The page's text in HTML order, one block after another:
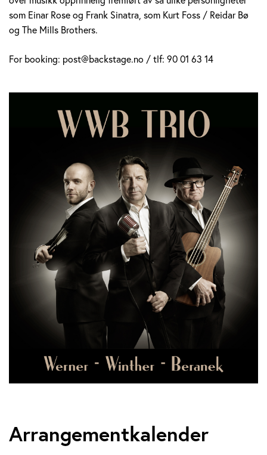
som Einar Rose og Frank Sinatra, som Kurt Foss / Reidar Bø
og The Mills Brothers.
For booking: post@backstage.no / tlf: 90 01 63 14
Arrangementkalender